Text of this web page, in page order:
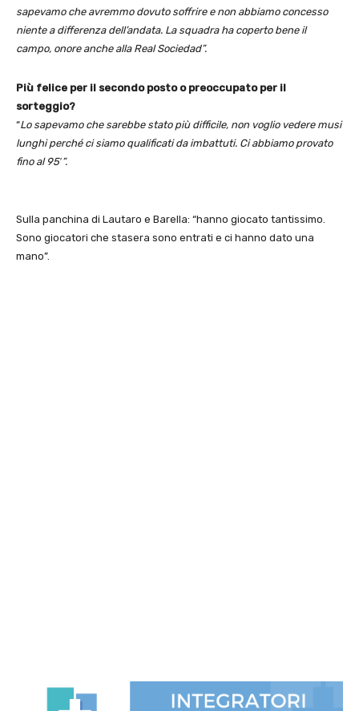
sapevamo che avremmo dovuto soffrire e non abbiamo concesso
niente a differenza dell’andata. La squadra ha coperto bene il
campo, onore anche alla Real Sociedad”.
Più felice per il secondo posto o preoccupato per il
sorteggio?
“Lo sapevamo che sarebbe stato più difficile, non voglio vedere musi
lunghi perché ci siamo qualificati da imbattuti. Ci abbiamo provato
fino al 95′”.
Sulla panchina di Lautaro e Barella: “hanno giocato tantissimo.
Sono giocatori che stasera sono entrati e ci hanno dato una
mano”.